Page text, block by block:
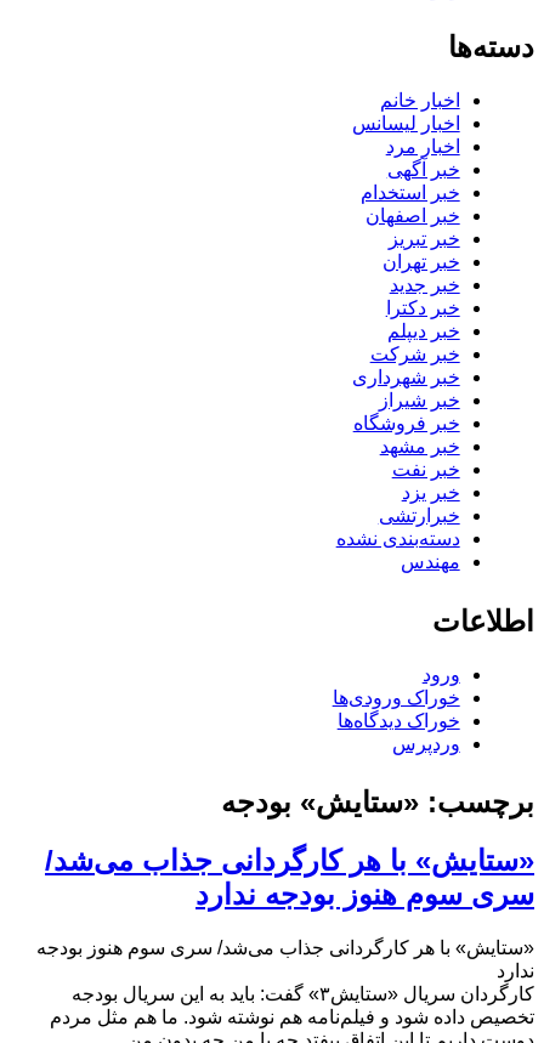
دسته‌ها
اخبار خانم
اخبار لیسانس
اخبار مرد
خبر آگهی
خبر استخدام
خبر اصفهان
خبر تبریز
خبر تهران
خبر جدید
خبر دکترا
خبر دیپلم
خبر شرکت
خبر شهرداری
خبر شیراز
خبر فروشگاه
خبر مشهد
خبر نفت
خبر یزد
خبرارتشی
دسته‌بندی نشده
مهندس
اطلاعات
ورود
خوراک ورودی‌ها
خوراک دیدگاه‌ها
وردپرس
برچسب: «ستایش» بودجه
«ستایش» با هر کارگردانی جذاب می‌شد/
سری سوم هنوز بودجه ندارد
«ستایش» با هر کارگردانی جذاب می‌شد/ سری سوم هنوز بودجه
ندارد
کارگردان سریال «ستایش۳» گفت: باید به این سریال بودجه
تخصیص داده شود و فیلم‌نامه هم نوشته شود. ما هم مثل مردم